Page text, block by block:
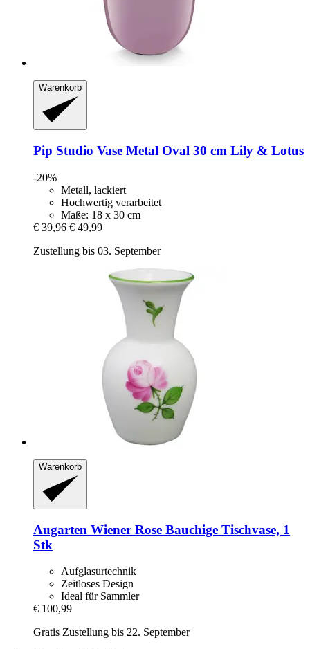
Warenkorb
Pip Studio Vase Metal Oval 30 cm Lily & Lotus
-20%
Metall, lackiert
Hochwertig verarbeitet
Maße: 18 x 30 cm
€ 39,96 € 49,99
Zustellung bis 03. September
Warenkorb
Augarten Wiener Rose Bauchige Tischvase, 1
Stk
Aufglasurtechnik
Zeitloses Design
Ideal für Sammler
€ 100,99
Gratis Zustellung bis 22. September